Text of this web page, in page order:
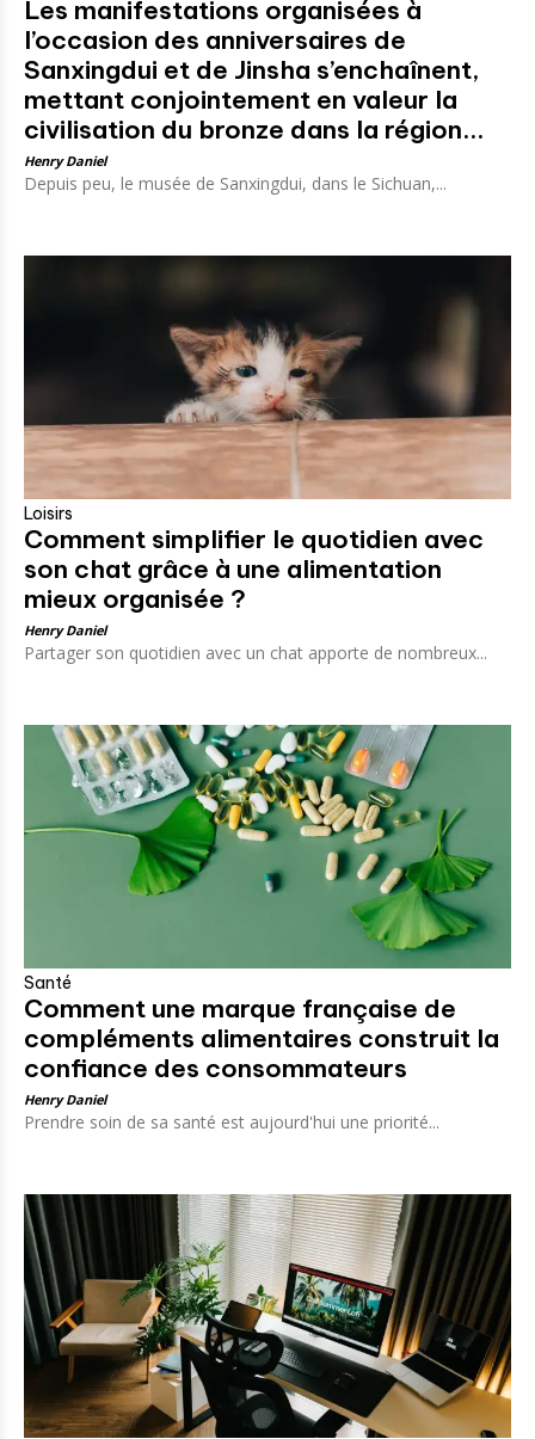
Les manifestations organisées à
l’occasion des anniversaires de
Sanxingdui et de Jinsha s’enchaînent,
mettant conjointement en valeur la
civilisation du bronze dans la région...
Henry Daniel
Depuis peu, le musée de Sanxingdui, dans le Sichuan,...
Loisirs
Comment simplifier le quotidien avec
son chat grâce à une alimentation
mieux organisée ?
Henry Daniel
Partager son quotidien avec un chat apporte de nombreux...
Santé
Comment une marque française de
compléments alimentaires construit la
confiance des consommateurs
Henry Daniel
Prendre soin de sa santé est aujourd'hui une priorité...